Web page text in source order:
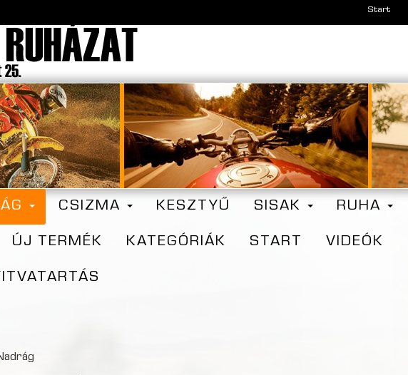
Start
CSIZMA KESZTYŰ SISAK RUHA
ÚJ TERMÉK KATEGÓRIÁK START VIDEÓK